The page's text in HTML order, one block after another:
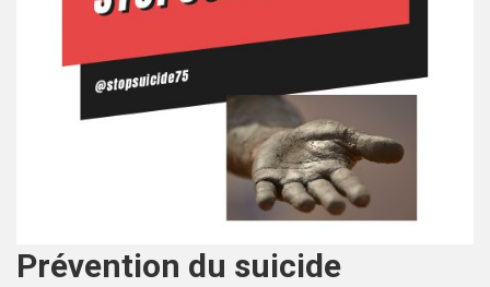
Prévention du suicide